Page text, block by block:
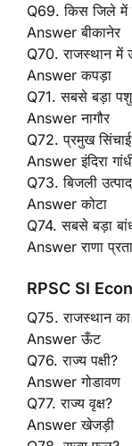
Q69. किस जिले में
Answer बीकानेर
Q70. राजस्थान में
Answer कपड़ा
Q71. सबसे बड़ा
Answer नागौर
Q72. प्रमुख सिंचाई
Answer इंदिरा
Q73. बिजली
Answer कोटा
Q74. सबसे बड़ा
Answer राणा
RPSC SI
Q75. राजस्थान
Answer ऊँट
Q76. राज्य पक्षी?
Answer गोडावण
Q77. राज्य वृक्ष?
Answer खेजड़ी